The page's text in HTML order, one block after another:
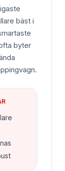
bäst i
byter